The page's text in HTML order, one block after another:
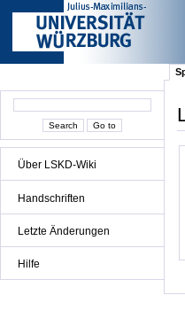
Über LSKD-Wiki
Handschriften
Letzte Änderungen
Hilfe